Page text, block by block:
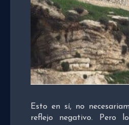
Esto en sí, no
reflejo negativo. Pero